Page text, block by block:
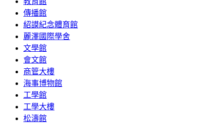
傳播館
紹謨紀念體育館
麗澤國際學舍
文學館
會文館
商管大樓
海事博物館
工學館
工學大樓
松濤館